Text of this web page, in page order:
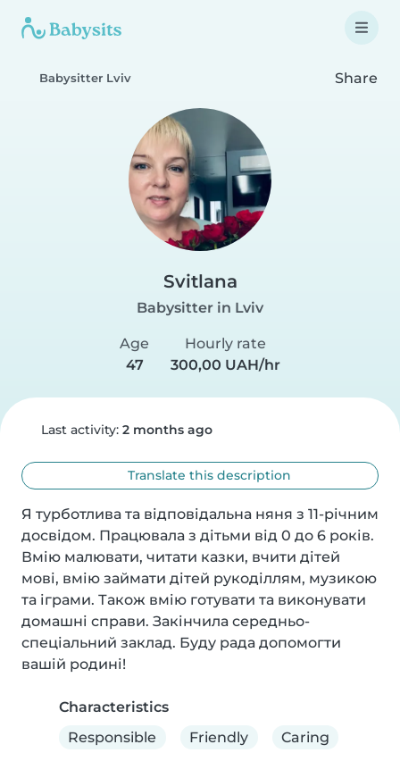
Babysitter Lviv Share
Svitlana
Babysitter in Lviv
Age
47
Hourly rate
300,00 UAH/hr
Last activity: 2 months ago
Translate this description
Я турботлива та відповідальна няня з 11-річним
досвідом. Працювала з дітьми від 0 до 6 років.
Вмію малювати, читати казки, вчити дітей
мові, вмію займати дітей рукоділлям, музикою
та іграми. Також вмію готувати та виконувати
домашні справи. Закінчила середньо-
спеціальний заклад. Буду рада допомогти
вашій родині!
Characteristics
Responsible
Friendly Caring